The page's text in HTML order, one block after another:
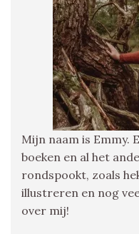
Mijn naam is Emmy.
boeken en al het
rondspookt, zoals
illustreren en nog
over mij!